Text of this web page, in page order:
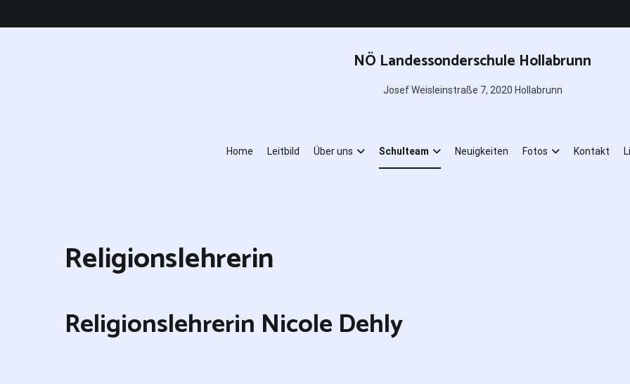
NÖ Landessonderschule Hollabrunn
Josef Weisleinstraße 7, 2020 Hollabrunn
Home Leitbild Über uns Schulteam Neuigkeiten Fotos Kontakt
Religionslehrerin
Religionslehrerin Nicole Dehly